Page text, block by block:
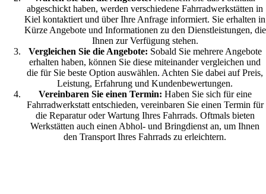
abgeschickt haben, werden verschiedene Fahrradwerkstätten in
Kiel kontaktiert und über Ihre Anfrage informiert. Sie erhalten in
Kürze Angebote und Informationen zu den Dienstleistungen, die
Ihnen zur Verfügung stehen.
Vergleichen Sie die Angebote: Sobald Sie mehrere Angebote
erhalten haben, können Sie diese miteinander vergleichen und
die für Sie beste Option auswählen. Achten Sie dabei auf Preis,
Leistung, Erfahrung und Kundenbewertungen.
Vereinbaren Sie einen Termin: Haben Sie sich für eine
Fahrradwerkstatt entschieden, vereinbaren Sie einen Termin für
die Reparatur oder Wartung Ihres Fahrrads. Oftmals bieten
Werkstätten auch einen Abhol- und Bringdienst an, um Ihnen
den Transport Ihres Fahrrads zu erleichtern.